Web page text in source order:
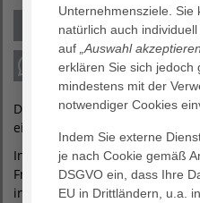
Demenz betrifft viele
eigentlich dahinter?
In diesem Vortrag
Friedemann Seitzer erklärt,
insbesondere die Alzheimer-
Unternehmensziele. Sie
natürlich auch
auf „Auswahl
erklären Sie sich
mindestens mit der
notwendiger Cookies
Indem Sie externe
je nach Cookie gemäß
DSGVO ein, dass Ihre
EU in Drittländern, u.a.